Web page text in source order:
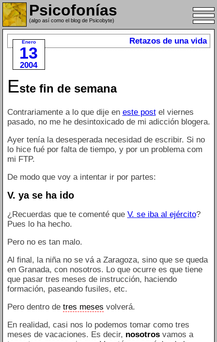
Psicofonías
(algo así como el blog de Psicobyte)
Enero
13
2004
Retazos de una vida
Este fin de semana
Contrariamente a lo que dije en este postel viernes
pasado, no me he desintoxicado de mi adicción blogera.
Ayer tenía la desesperada necesidad de escribir. Si no
lo hice fué por falta de tiempo, y por un problema com
mi FTP.
De modo que voy a intentar ir por partes:
V. ya se ha ido
¿Recuerdas que te comenté que V. se iba al ejército?
Pues lo ha hecho.
Pero no es tan malo.
Al final, la niña no se vá a Zaragoza, sino que se queda
en Granada, con nosotros. Lo que ocurre es que tiene
que pasar tres meses de instrucción, haciendo
formación, paseando fusiles, etc.
Pero dentro de tres meses volverá.
En realidad, casi nos lo podemos tomar como tres
meses de vacaciones. Es decir, nosotrosvamos a